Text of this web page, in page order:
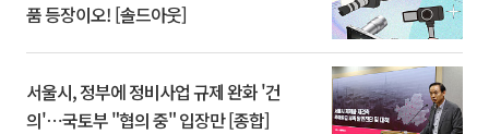
품 등장이오! [솔드아웃]
서울시, 정부에 정비사업 규제 완화 '건
의'⋯국토부 "협의 중" 입장만 [종합]